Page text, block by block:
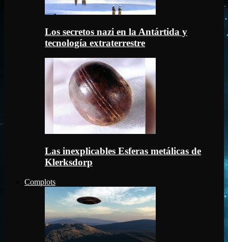
Los secretos nazi en la Antártida y
tecnología extraterrestre
Las inexplicables Esferas metálicas de
Klerksdorp
Complots